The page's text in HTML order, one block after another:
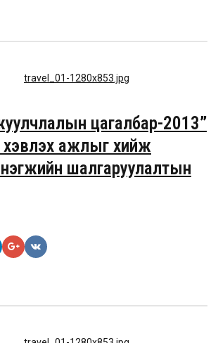
цагалбар-2013”
хэвлэх ажлыг хийж
нэгжийн шалгаруулалтын